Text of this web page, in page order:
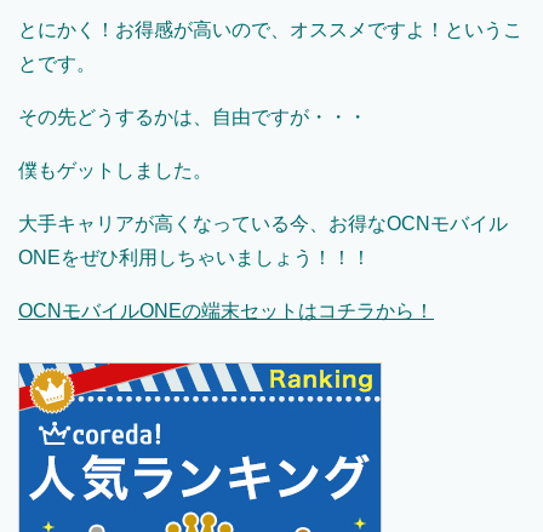
とにかく！お得感が高いので、オススメですよ！というこ
とです。
その先どうするかは、自由ですが・・・
僕もゲットしました。
大手キャリアが高くなっている今、お得なOCNモバイル
ONEをぜひ利用しちゃいましょう！！！
OCN モバイルONEの端末セットはコチラから！